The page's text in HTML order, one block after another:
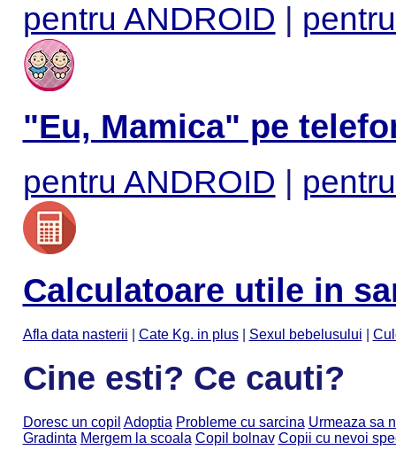
pentru ANDROID |
"Eu, Mamica" pe
pentru ANDROID |
Calculatoare utile in
Afla data nasterii Cate Kg. in plus| Sexul bebelusului
Cine esti? Ce cauti?
Doresc un copil Adoptia Probleme cu sarcina Urmeaza sa
Gradinta Mergem la scoala Copil bolnav Copii cu nevoi